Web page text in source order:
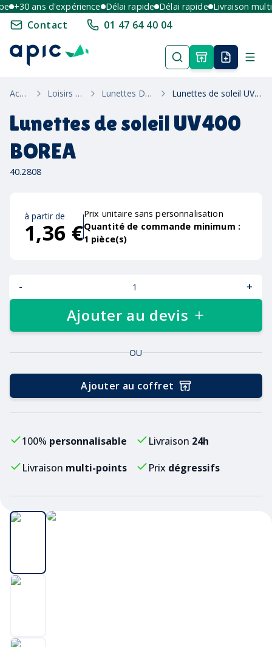
+30 ans d'expérience Délai rapide Délai rapide Livraison multi-
Contact 01 47 64 40 04
Accueil Loisirs & Été Lunettes De Soleil Lunettes de soleil UV400 BOREA
Lunettes de soleil UV400
BOREA
40.2808
à partir de
1,36 €
Prix unitaire sans personnalisation
Quantité de commande minimum :
1 pièce(s)
- +
Ajouter au devis
OU
Ajouter au coffret
100% personnalisable Livraison 24h
Livraison multi-points Prix dégressifs